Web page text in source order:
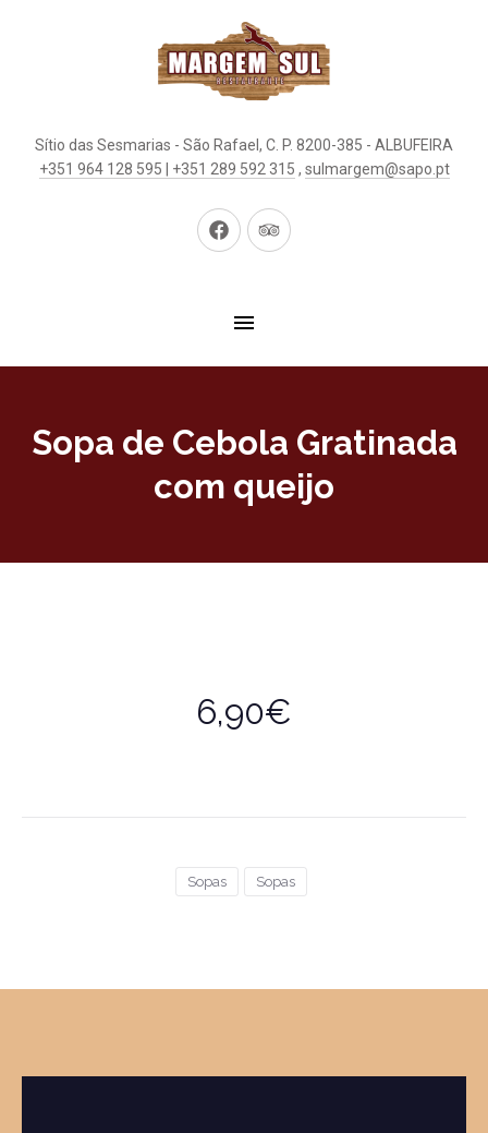
Sítio das Sesmarias - São Rafael, C. P. 8200-385 - ALBUFEIRA
+351 964 128 595 | +351 289 592 315 , sulmargem@sapo.pt
New
New
Sopa de Cebola Gratinada
com queijo
6,90€
Sopas Sopas